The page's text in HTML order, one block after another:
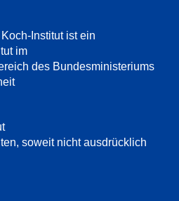
Institut ist ein
im
des Bundesministeriums
soweit nicht ausdrücklich